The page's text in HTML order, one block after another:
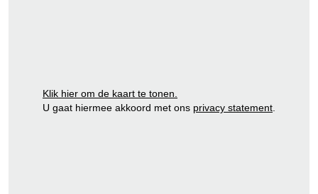
Klik hier om de kaart te tonen.
U gaat hiermee akkoord met ons privacy statement